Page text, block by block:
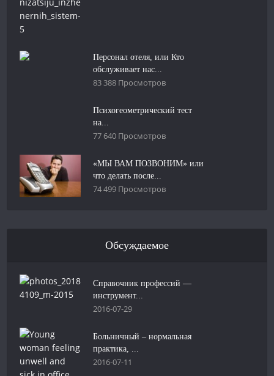
Персонал отеля, или Кто
обслуживает нас...
83 388 Просмотров
Психогеометрический тест
на...
77 640 Просмотров
«МЫ ВАМ ПОЗВОНИМ» или
что делать после...
74 499 Просмотров
Обсуждаемое
Справочник профессий —
инструмент...
2016-07-29
Больничный – нормальная
практика, ...
2016-07-11